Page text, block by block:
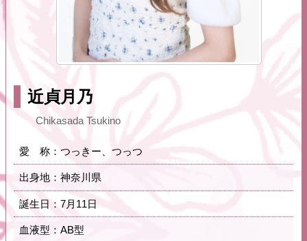
近貞月乃
Chikasada Tsukino
愛 称：つっきー、つっつ
出身地：神奈川県
誕生日：7月11日
血液型：AB型